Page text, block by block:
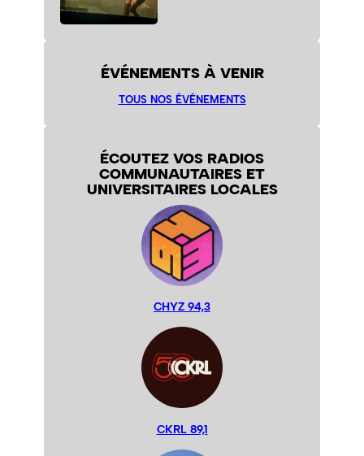
ÉVÉNEMENTS À VENIR
TOUS NOS ÉVÉNEMENTS
ÉCOUTEZ VOS RADIOS
COMMUNAUTAIRES ET
UNIVERSITAIRES LOCALES
CHYZ 94,3
CKRL 89,1